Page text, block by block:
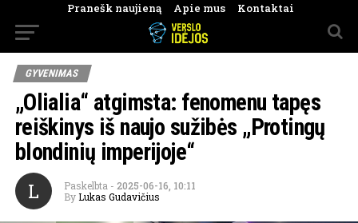
Pranešk naujieną Apie mus Kontaktai
GYVENIMAS
„Olialia“ atgimsta: fenomenu tapęs
reiškinys iš naujo sužibės „Protingų
blondinių imperijoje“
L Paskelbta - 2025-06-16, 10:11
By Lukas Gudavičius